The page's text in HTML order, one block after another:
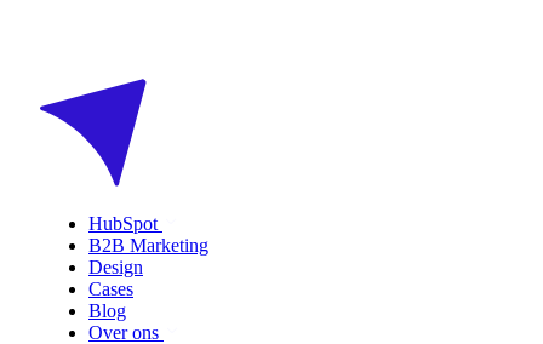
HubSpot
B2B Marketing
Design
Cases
Blog
Over ons